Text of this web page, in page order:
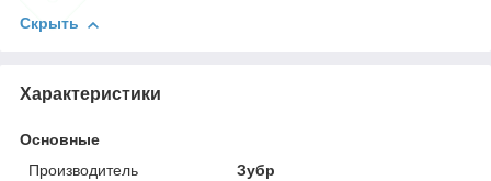
Скрыть
Характеристики
Основные
Производитель
Зубр